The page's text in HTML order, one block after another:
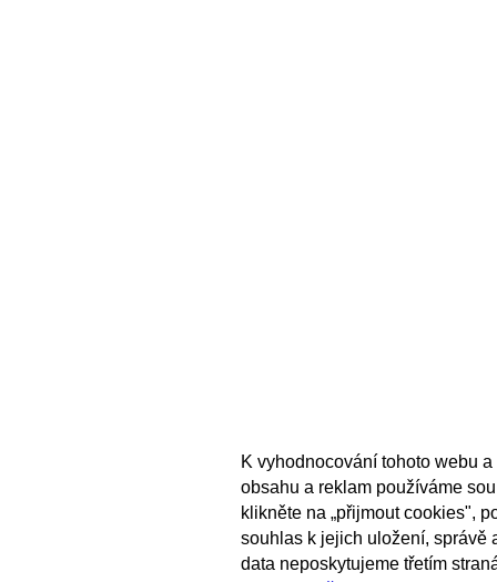
K vyhodnocování tohoto webu
obsahu a reklam používáme
klikněte na „přijmout cookies",
souhlas k jejich uložení, správě
data neposkytujeme třetím